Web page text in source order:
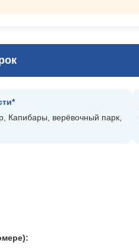
Капибары, верёвочный парк,